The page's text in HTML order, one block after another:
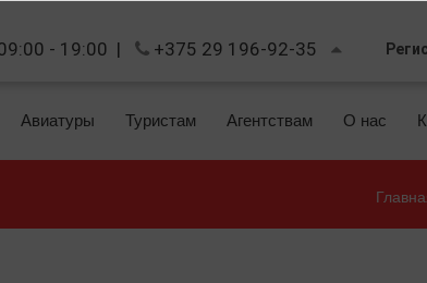
- 19:00 | +375 29 196-92-35
Авиатуры Туристам Агентствам О нас